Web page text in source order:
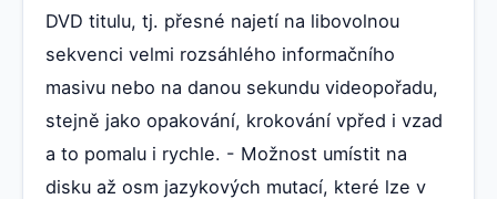
DVD titulu, tj. přesné najetí na libovolnou
sekvenci velmi rozsáhlého informačního
masivu nebo na danou sekundu videopořadu,
stejně jako opakování, krokování vpřed i vzad
a to pomalu i rychle. - Možnost umístit na
disku až osm jazykových mutací, které lze v